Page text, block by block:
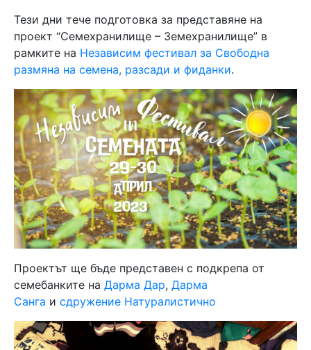
Тези дни тече подготовка за представяне на
проект “Семехранилище – Земехранилище” в
рамките на Независим фестивал за Свободна
размяна на семена, разсади и фиданки.
Проектът ще бъде представен с подкрепа от
семебанките на Дарма Дар, Дарма
Санга и сдружение Натуралистично